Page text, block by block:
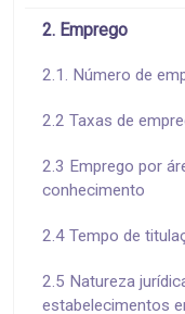
2. Emprego
2.1. Número de
2.2 Taxas de
2.3 Emprego por
conhecimento
2.4 Tempo de
2.5 Natureza
estabelecimentos